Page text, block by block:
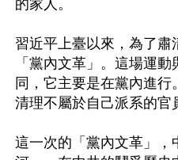
的家人。
習近平上臺以來，為了肅
「黨內文革」。這場運
同，它主要是在黨內進
清理不屬於自己派系的官
這一次的「黨內文革」，